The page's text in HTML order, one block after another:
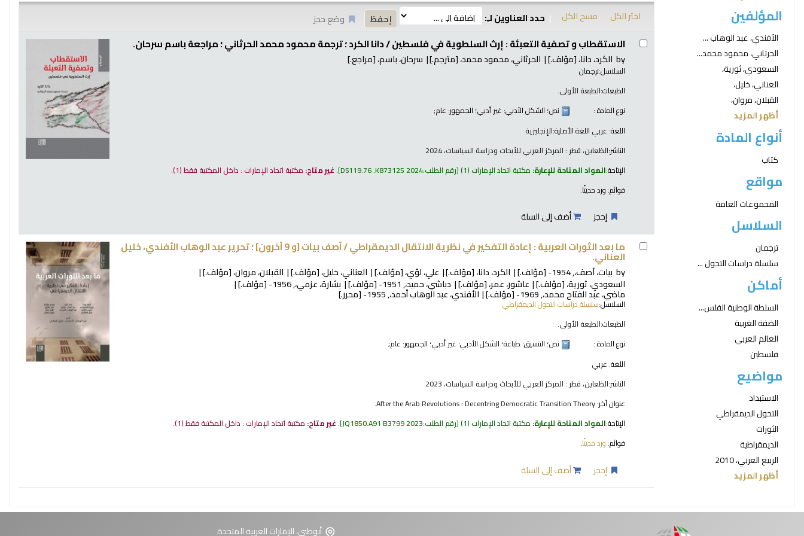
المؤلفين
الأفندي، عبد الوهاب ...
الحرثاني، محمود محمد...
السعودي، ثورية،
العناني، خليل،
القبلان، مروان،
أظهر المزيد
أنواع المادة
كتاب
مواقع
المجموعات العامة
السلاسل
ترجمان
سلسلة دراسات التحول ...
أماكن
السلطة الوطنية الفلس...
الضفة الغربية
العالم العربي
فلسطين
مواضيع
الاستبداد
التحول الديمقراطي
الثورات
الديمقراطية
الربيع العربي، 2010
أظهر المزيد
اختر الكل مسح الكل حدد العناوين لـِ: وضع حجز
نتائج الاستقطاب و تصفية التعبئة : إرث السلطوية في فلسطين /دانا الكرد ؛ ترجمة محمود محمد الحرثاني ؛ مراجعة باسم سرحان.
by الكرد، دانا،[مؤلف.] الحرثاني، محمود محمد،[مترجم.] سرحان، باسم،[مراجع.]
السلاسل:ترجمان
الطبعات:الطبعة الأولى.
نوع المادة :
نص؛ الشكل الأدبي: غير أدبي؛ الجمهور: عام;
اللغة: عربي اللغة الأصلية:الإنجليزية
الناشر:الظعاين، قطر : المركز العربي للأبحاث ودراسة السياسات، 2024
الإتاحة:المواد المتاحة للإعارة: مكتبة اتحاد الإمارات (1) رقم الطلب:DS119.76 .K873125 2024
.غير متاح: مكتبة اتحاد الإمارات : داخل المكتبة فقط(1).
قوائم: ورد حديثًا.
إحجز أضف إلى السلة
ما بعد الثورات العربية : إعادة التفكير في نظرية الانتقال الديمقراطي / ​آصف بيات [و 9 آخرون] ؛ تحرير عبد الوهاب الأفندي، خليل
العناني.
by بيات، آصف،, 1954- [مؤلف.] الكرد، دانا،[مؤلف.] علي، لؤي،[مؤلف.] العناني، خليل،[مؤلف.] القبلان، مروان،[مؤلف.]
السعودي، ثورية،[مؤلف.] عاشور، عمر،[مؤلف.] دباشي، حميد،, 1951- [مؤلف.] بشارة، عزمي،, 1956- [مؤلف.]
ماضي، عبد الفتاح محمد،, 1969- [مؤلف.] الأفندي، عبد الوهاب أحمد،, 1955- [محرر.]
السلاسل:سلسلة دراسات التحول الديمقراطي
الطبعات:الطبعة الأولى.
نوع المادة :
نص؛ التنسيق: طباعة؛ الشكل الأدبي: غير أدبي؛ الجمهور: عام;
اللغة: عربي
الناشر:الظعاين، قطر : المركز العربي للأبحاث ودراسة السياسات، 2023
عنوان آخر:After the Arab Revolutions : Decentring Democratic Transition Theory.
الإتاحة:المواد المتاحة للإعارة: مكتبة اتحاد الإمارات (1) رقم الطلب:JQ1850.A91 B3799 2023
.غير متاح: مكتبة اتحاد الإمارات : داخل المكتبة فقط(1).
قوائم: ورد حديثًا.
إحجز أضف إلى السلة
أبوظبي، الإمارات العربية المتحدة